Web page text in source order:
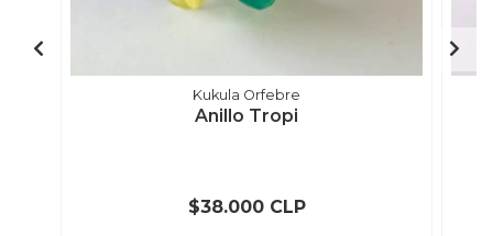
Kukula Orfebre
Anillo Tropi
$38.000 CLP